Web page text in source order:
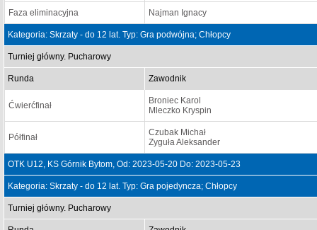
Faza eliminacyjna Najman Ignacy
Kategoria: Skrzaty - do 12 lat. Typ: Gra podwójna; Chłopcy
Turniej główny. Pucharowy
Runda Zawodnik
Ćwierćfinał
Broniec Karol
Mleczko Kryspin
Półfinał
Czubak Michał
Zyguła Aleksander
OTK U12, KS Górnik Bytom, Od: 2023-05-20 Do: 2023-05-23
Kategoria: Skrzaty - do 12 lat. Typ: Gra pojedyncza; Chłopcy
Turniej główny. Pucharowy